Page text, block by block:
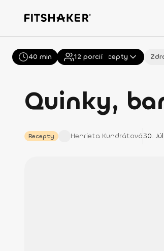
Všetky Recepty
Quinky,
Recepty Henrieta Kundrátová30.
40 min 12 porcií